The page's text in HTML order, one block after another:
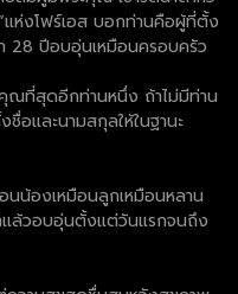
ห่งโฟร์เอส บอกท่านคือผู้ที่ตั้ง
28 ปีอบอุ่นเหมือนครอบครัว
ณที่สุดอีกท่านหนึ่ง ถ้าไม่มีท่าน
อและนามสกุลให้ในฐานะ
นน้องเหมือนลูกเหมือนหลาน
ล้วอบอุ่นตั้งแต่วันแรกจนถึง